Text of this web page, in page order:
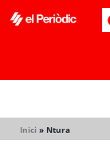
Inici » Ntura